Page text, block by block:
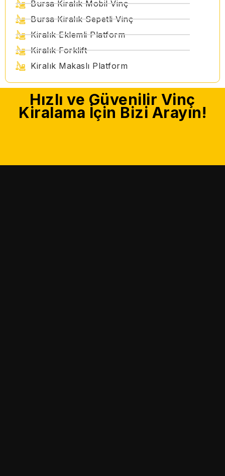
Bursa Kiralık Mobil Vinç
Bursa Kiralık Sepetli Vinç
Kiralık Eklemli Platform
Kiralık Forklift
Kiralık Makaslı Platform
Hızlı ve Güvenilir Vinç
Kiralama İçin Bizi Arayın!